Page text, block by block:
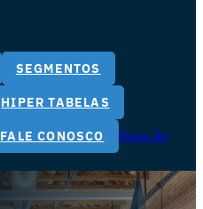
SEGMENTOS
HIPER TABELAS
FALE CONOSCO
Área do